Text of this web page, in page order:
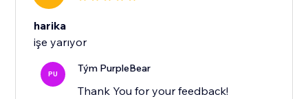
harika
işe yarıyor
PU Tým PurpleBear
Thank You for your feedback!